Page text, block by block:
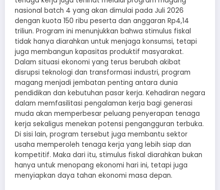
nasional batch 4 yang akan dimulai pada Juli 2026
dengan kuota 150 ribu peserta dan anggaran Rp4,14
triliun. Program ini menunjukkan bahwa stimulus fiskal
tidak hanya diarahkan untuk menjaga konsumsi, tetapi
juga membangun kapasitas produktif masyarakat.
Dalam situasi ekonomi yang terus berubah akibat
disrupsi teknologi dan transformasi industri, program
magang menjadi jembatan penting antara dunia
pendidikan dan kebutuhan pasar kerja. Kehadiran negara
dalam memfasilitasi pengalaman kerja bagi generasi
muda akan memperbesar peluang penyerapan tenaga
kerja sekaligus menekan potensi pengangguran terbuka.
Di sisi lain, program tersebut juga membantu sektor
usaha memperoleh tenaga kerja yang lebih siap dan
kompetitif. Maka dari itu, stimulus fiskal diarahkan bukan
hanya untuk menopang ekonomi hari ini, tetapi juga
menyiapkan daya tahan ekonomi masa depan.